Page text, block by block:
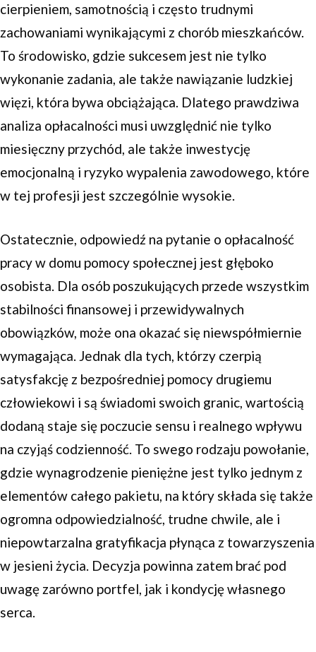
cierpieniem, samotnością i często trudnymi
zachowaniami wynikającymi z chorób mieszkańców.
To środowisko, gdzie sukcesem jest nie tylko
wykonanie zadania, ale także nawiązanie ludzkiej
więzi, która bywa obciążająca. Dlatego prawdziwa
analiza opłacalności musi uwzględnić nie tylko
miesięczny przychód, ale także inwestycję
emocjonalną i ryzyko wypalenia zawodowego, które
w tej profesji jest szczególnie wysokie.
Ostatecznie, odpowiedź na pytanie o opłacalność
pracy w domu pomocy społecznej jest głęboko
osobista. Dla osób poszukujących przede wszystkim
stabilności finansowej i przewidywalnych
obowiązków, może ona okazać się niewspółmiernie
wymagająca. Jednak dla tych, którzy czerpią
satysfakcję z bezpośredniej pomocy drugiemu
człowiekowi i są świadomi swoich granic, wartością
dodaną staje się poczucie sensu i realnego wpływu
na czyjąś codzienność. To swego rodzaju powołanie,
gdzie wynagrodzenie pieniężne jest tylko jednym z
elementów całego pakietu, na który składa się także
ogromna odpowiedzialność, trudne chwile, ale i
niepowtarzalna gratyfikacja płynąca z towarzyszenia
w jesieni życia. Decyzja powinna zatem brać pod
uwagę zarówno portfel, jak i kondycję własnego
serca.